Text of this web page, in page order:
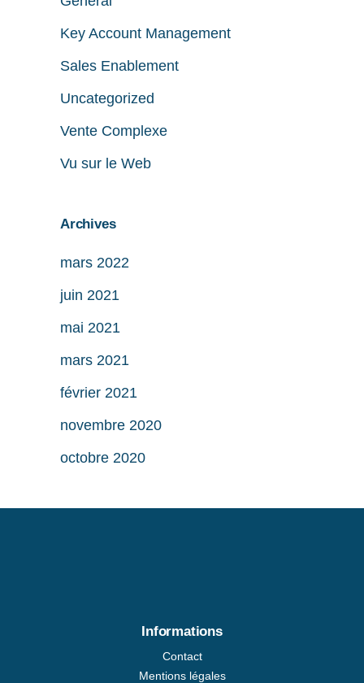
Key Account Management
Sales Enablement
Uncategorized
Vente Complexe
Vu sur le Web
Archives
mars 2022
juin 2021
mai 2021
mars 2021
février 2021
novembre 2020
octobre 2020
Informations
Contact
Mentions légales